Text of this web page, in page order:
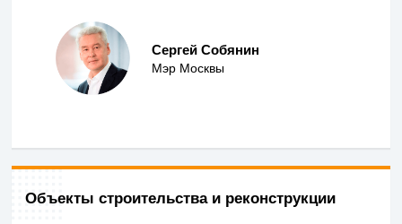
Сергей Собянин
Мэр Москвы
Объекты строительства и реконструкции